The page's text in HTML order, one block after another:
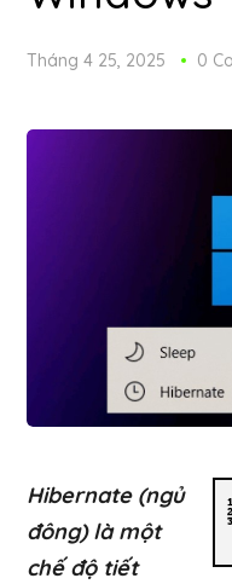
Tháng 4 25, 2025 0
Hibernate (ngủ
đông) là một
chế độ tiết